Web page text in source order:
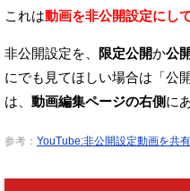
これは動画を非公開設定にし
非公開設定を、 限定公開か公開
にでも見てほしい場合は「公
は、 動画編集ページの右側に
参考： YouTube:非公開設定動画を共